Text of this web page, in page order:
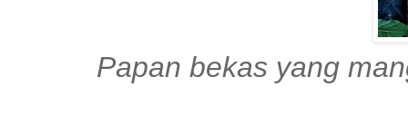
Papan bekas yang